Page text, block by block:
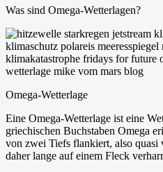
Was sind Omega-Wetterlagen?
Omega-Wetterlage
Eine Omega-Wetterlage ist eine
griechischen Buchstaben Omega
von zwei Tiefs flankiert, also quasi
daher lange auf einem Fleck